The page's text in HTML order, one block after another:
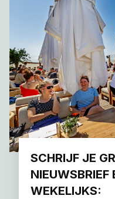
SCHRIJF JE
WEKELIJKS: